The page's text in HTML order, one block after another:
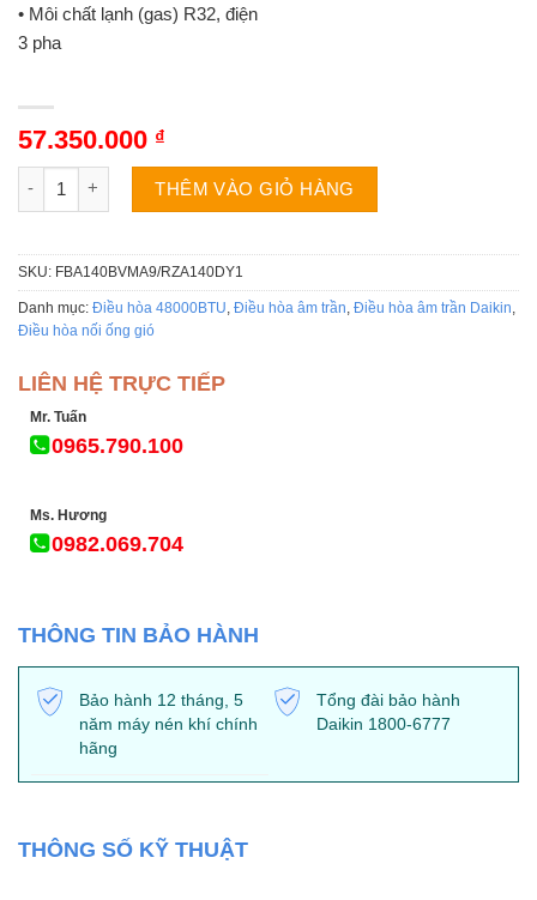
• Môi chất lạnh (gas) R32, điện
3 pha
57.350.000 ₫
Điều hòa Daikin 2 chiều 48000BTU Inverter nối ống gió
THÊM VÀO GIỎ HÀNG
SKU: FBA140BVMA9/RZA140DY1
Danh mục: Điều hòa 48000BTU Điều hòa âm trần Điều hòa âm trần Daikin
Điều hòa nối ống gió
LIÊN HỆ TRỰC TIẾP
Mr. Tuấn
0965.790.100
Ms. Hương
0982.069.704
THÔNG TIN BẢO HÀNH
Bảo hành 12 tháng, 5
năm máy nén khí chính
hãng
Tổng đài bảo hành
Daikin 1800-6777
THÔNG SỐ KỸ THUẬT